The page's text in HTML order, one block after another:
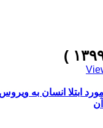
ابتلا انسان به ویروس